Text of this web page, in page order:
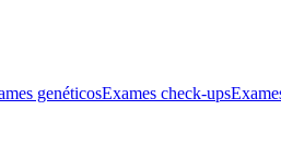
genéticosExames check-ups